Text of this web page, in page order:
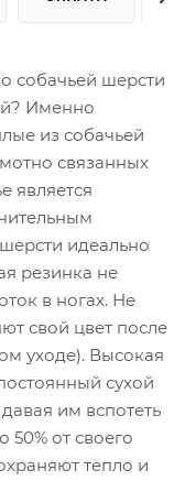
собачьей шерсти
Именно
из собачьей
связанных
является
идеально
резинка не
в ногах. Не
свой цвет после
уходе). Высокая
сухой
им вспотеть
50% от своего
тепло и